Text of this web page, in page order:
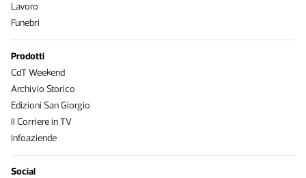
Lavoro
Funebri
Prodotti
CdT Weekend
Archivio Storico
Edizioni San Giorgio
Il Corriere in TV
Infoaziende
Social